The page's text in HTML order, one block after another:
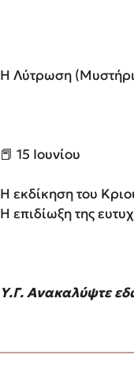
H Λύτρωση
📕 15 Ιουνίου
Η εκδίκηση του
Η επιδίωξη της
Υ.Γ. Ανακαλύψτε